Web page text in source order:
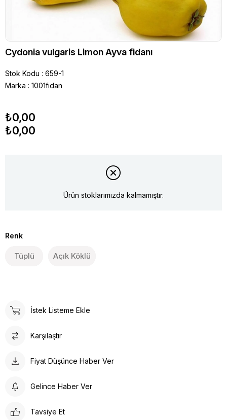
Cydonia vulgaris Limon Ayva fidanı
Stok Kodu
659-1
Marka : 1001fidan
₺0,00
₺0,00
Ürün stoklarımızda kalmamıştır.
Renk
Tüplü Açık Köklü
İstek Listeme Ekle
Karşılaştır
Fiyat Düşünce Haber Ver
Gelince Haber Ver
Tavsiye Et